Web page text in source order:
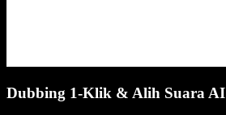
Dubbing 1-Klik & Alih Suara AI